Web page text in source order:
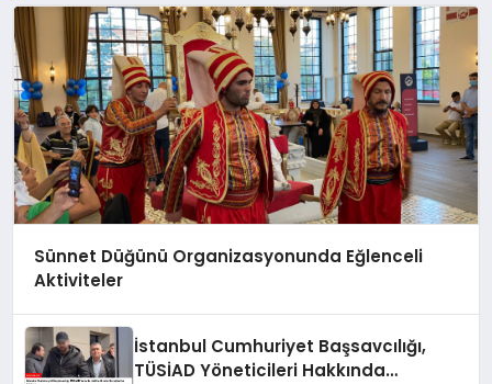
Sünnet Düğünü Organizasyonunda Eğlenceli
Aktiviteler
İstanbul Cumhuriyet Başsavcılığı,
TÜSİAD Yöneticileri Hakkında